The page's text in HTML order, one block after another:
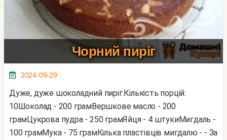
Чорний пиріг
2024-09-29
Дуже, дуже шоколадний пиріг.Кількість порцій:
10Шоколад - 200 грамВершкове масло - 200
грамЦукрова пудра - 250 грамЯйця - 4 штукиМигдаль -
100 грамМука - 75 грамКілька пластівців мигдалю - - За